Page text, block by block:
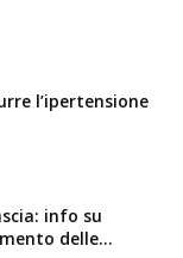
l’ipertensione
info su
delle...